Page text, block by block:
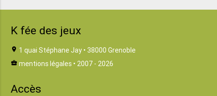
K fée des jeux
location_on 1 quai Stéphane Jay • 38000 Grenoble
business_center mentions légales • 2007 - 2026
Accès